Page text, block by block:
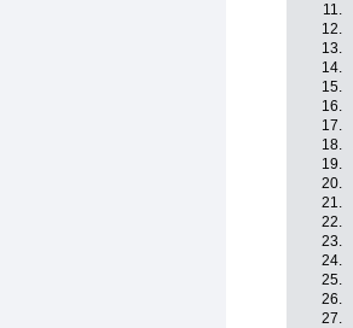
11.
12.
13.
14.
15.
16.
17.
18.
19.
20.
21.
22.
23.
24.
25.
26.
27.